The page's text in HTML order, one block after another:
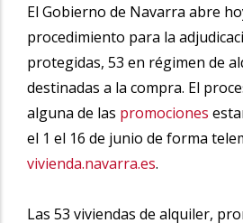
El Gobierno de Navarra abre
procedimiento para la
protegidas, 53 en régimen de
destinadas a la compra. El
alguna de las promociones
el 1 el 16 de junio de forma
vivienda.navarra.es.
Las 53 viviendas de alquiler,